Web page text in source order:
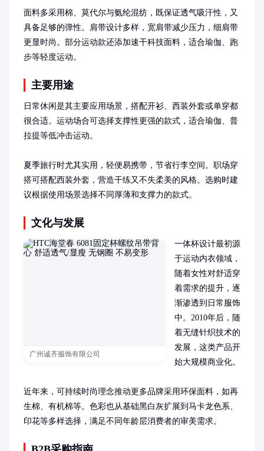
面料多采用棉、莫代尔与氨纶混纺，既保证透气吸汗性，又
具备足够的弹性。肩带设计多样，宽肩带减少压力，细肩带
更显时尚。部分运动款还添加速干科技面料，适合瑜伽、跑
步等轻度运动。
主要用途
日常休闲是其主要应用场景，搭配开衫、西装外套或单穿都
很合适。运动场合可选择支撑性更强的款式，适合瑜伽、普
拉提等低冲击运动。
夏季旅行时尤其实用，轻便易携带，节省行李空间。职场穿
搭可搭配西装外套，营造干练又不失柔美的风格。选购时建
议根据使用场景选择不同厚薄和支撑力的款式。
文化与发展
广州诚齐服饰有限公司
一体杯设计最初源
于运动内衣领域，
随着女性对舒适穿
着需求的提升，逐
渐渗透到日常服饰
中。2010年后，随
着无缝针织技术的
发展，这类产品开
始大规模商业化。
近年来，可持续时尚理念推动更多品牌采用环保面料，如再
生棉、有机棉等。色彩也从基础黑白灰扩展到马卡龙色系、
印花等多样选择，满足不同年龄层消费者的审美需求。